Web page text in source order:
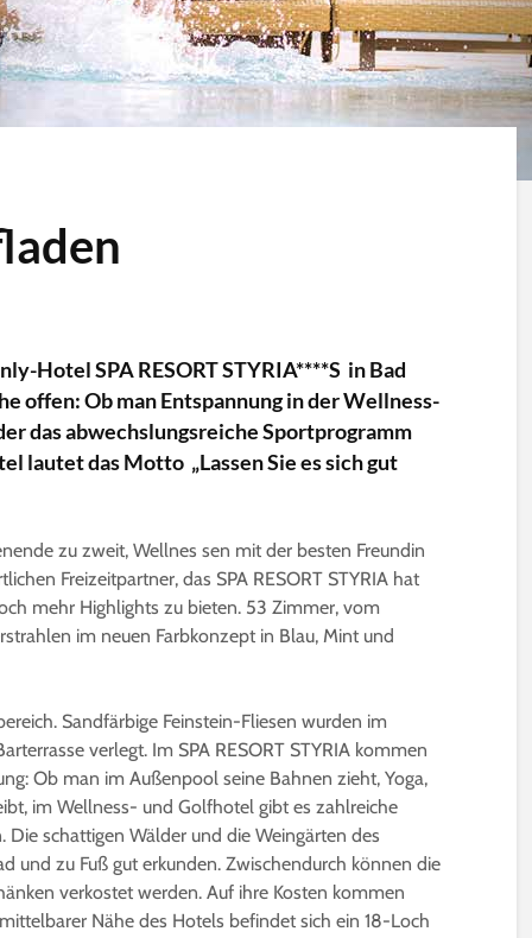
Hotel SPA RESORT STYRIA****S in Bad
offen: Ob man Entspannung in der Wellness-
das abwechslungsreiche Sportprogramm
lautet das Motto „Lassen Sie es sich gut
zu zweit, Wellnes sen mit der besten Freundin
Freizeitpartner, das SPA RESORT STYRIA hat
mehr Highlights zu bieten. 53 Zimmer, vom
im neuen Farbkonzept in Blau, Mint und
Sandfärbige Feinstein-Fliesen wurden im
verlegt. Im SPA RESORT STYRIA kommen
Ob man im Außenpool seine Bahnen zieht, Yoga,
im Wellness- und Golfhotel gibt es zahlreiche
schattigen Wälder und die Weingärten des
und zu Fuß gut erkunden. Zwischendurch können die
verkostet werden. Auf ihre Kosten kommen
Nähe des Hotels befindet sich ein 18-Loch